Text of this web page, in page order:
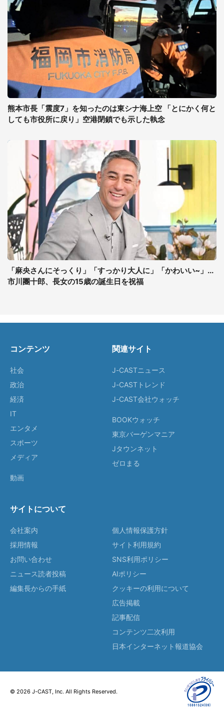
熊本市長「震度7」を知ったのは東シナ海上空 「とにかく何と
しても市役所に戻り」空港閉鎖でも示した執念
「麻央さんにそっくり」「すっかり大人に」「かわいい~」...
市川團十郎、長女の15歳の誕生日を祝福
コンテンツ
社会
政治
経済
IT
エンタメ
スポーツ
メディア
動画
関連サイト
J-CASTニュース
J-CASTトレンド
J-CAST会社ウォッチ
BOOKウォッチ
東京バーゲンマニア
Jタウンネット
ゼロまる
サイトについて
会社案内
採用情報
お問い合わせ
ニュース読者投稿
編集長からの手紙
個人情報保護方針
サイト利用規約
SNS利用ポリシー
AIポリシー
クッキーの利用について
広告掲載
記事配信
コンテンツ二次利用
日本インターネット報道協会
© 2026 J-CAST, Inc. All Rights Reserved.